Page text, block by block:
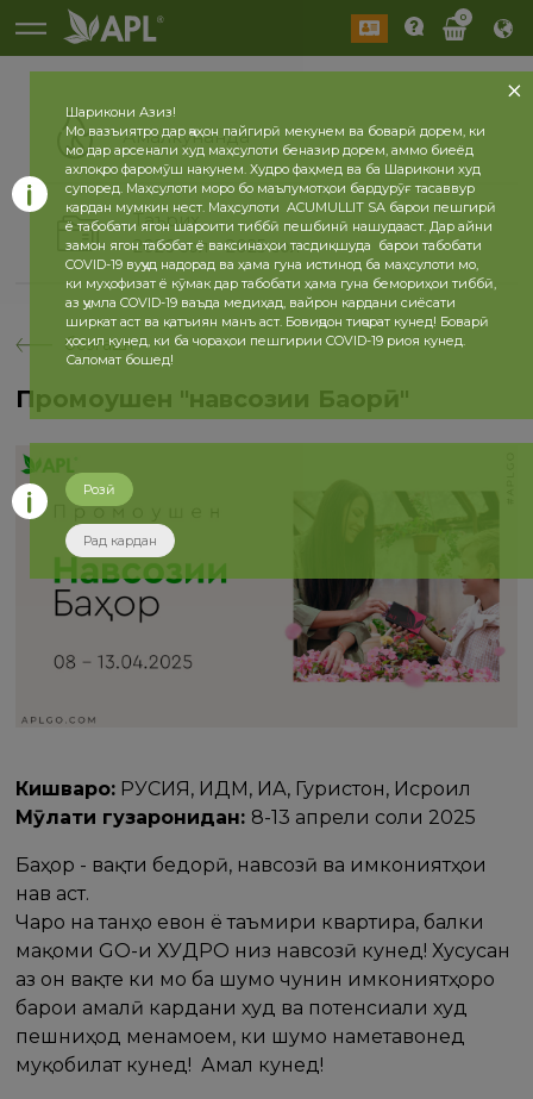
0
Амалкунанда
Таърих
2026 сол 2025 сол
бозгашт
Промоушен "навсозии Баҳорӣ"
Кишварҳо: РУСИЯ, ИДМ, ИА, Гурҷистон, Исроил
Мӯҳлати гузаронидан: 8-13 апрели соли 2025
Баҳор - вақти бедорӣ, навсозӣ ва имкониятҳои
нав аст.
Чаро на танҳо ҷевон ё таъмири квартира, балки
мақоми GO-и ХУДРО низ навсозӣ кунед! Хусусан
аз он вақте ки мо ба шумо чунин имкониятҳоро
барои амалӣ кардани худ ва потенсиали худ
пешниҳод менамоем, ки шумо наметавонед
муқобилат кунед! Амал кунед!
Шарикони Азиз!
Мо вазъиятро дар ҷаҳон пайгирӣ мекунем ва боварӣ дорем, ки
мо дар арсенали худ маҳсулоти беназир дорем, аммо биеёд
ахлоқро фаромӯш накунем. Худро фаҳмед ва ба Шарикони худ
супоред. Маҳсулоти моро бо маълумотҳои бардурӯғ тасаввур
кардан мумкин нест. Маҳсулоти ACUMULLIT SA барои пешгирӣ
ё табобати ягон шароити тиббӣ пешбинӣ нашудааст. Дар айни
замон ягон табобат ё ваксинаҳои тасдиқшуда барои табобати
COVID-19 вуҷуд надорад ва ҳама гуна истинод ба маҳсулоти мо,
ки муҳофизат ё кӯмак дар табобати ҳама гуна бемориҳои тиббӣ,
аз ҷумла COVID-19 ваъда медиҳад, вайрон кардани сиёсати
ширкат аст ва қатъиян манъ аст. Бовиҷдон тиҷорат кунед! Боварӣ
ҳосил кунед, ки ба чораҳои пешгирии COVID-19 риоя кунед.
Саломат бошед!
Розӣ
Рад кардан